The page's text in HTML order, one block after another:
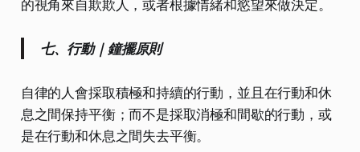
的視角來自欺欺人，或者根據情緒和慾望來做決定。
七、行動｜鐘擺原則
自律的人會採取積極和持續的行動，並且在行動和休
息之間保持平衡；而不是採取消極和間歇的行動，或
是在行動和休息之間失去平衡。